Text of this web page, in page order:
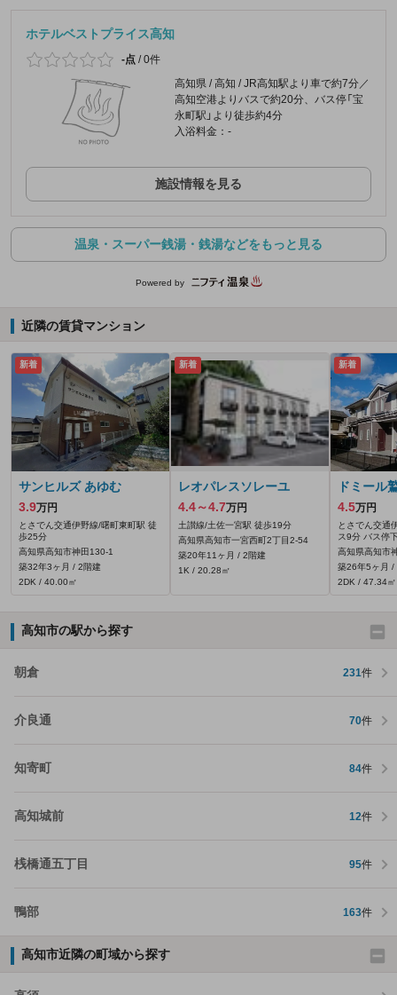
ホテルベストプライス高知
-点 /0件
高知県 / 高知 / JR高知駅より車で約7分／
高知空港よりバスで約20分、バス停「宝
永町駅」より徒歩約4分
入浴料金：-
施設情報を見る
温泉・スーパー銭湯・銭湯などをもっと見る
Powered by
近隣の賃貸マンション
新着
サンヒルズ あゆむ
3.9万円
とさでん交通伊野線/曙町東町駅 徒
歩25分
高知県高知市神田130‐1
築32年3ヶ月 / 2階建
2DK / 40.00㎡
新着
レオパレスソレーユ
4.4～4.7万円
土讃線/土佐一宮駅 徒歩19分
高知県高知市一宮西町2丁目2-54
築20年11ヶ月 / 2階建
1K / 20.28㎡
新着
ドミール
4.5万円
とさでん交通
ス9分 バス停
高知県高知市
築26年5ヶ月 /
2DK / 47.34㎡
高知市の駅から探す
朝倉 231件
介良通 70件
知寄町 84件
高知城前 12件
桟橋通五丁目 95件
鴨部 163件
高知市近隣の町域から探す